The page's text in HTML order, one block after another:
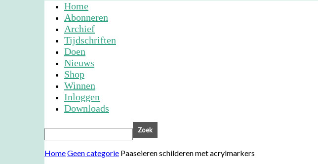
Home
Abonneren
Archief
Tijdschriften
Doen
Nieuws
Shop
Winnen
Inloggen
Downloads
HomeGeen categorie Paaseieren schilderen met acrylmarkers